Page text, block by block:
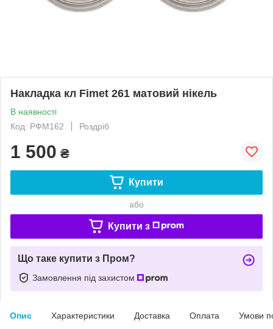
Накладка кл Fimet 261 матовий нікель
В наявності
Код: РФМ162
Роздріб
1 500 ₴
Купити
або
Купити з
Що таке купити з Пром?
Замовлення під захистом
Опис Характеристики Доставка Оплата Умови